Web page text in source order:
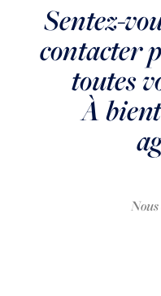
Sentez-
contacter
toutes
À